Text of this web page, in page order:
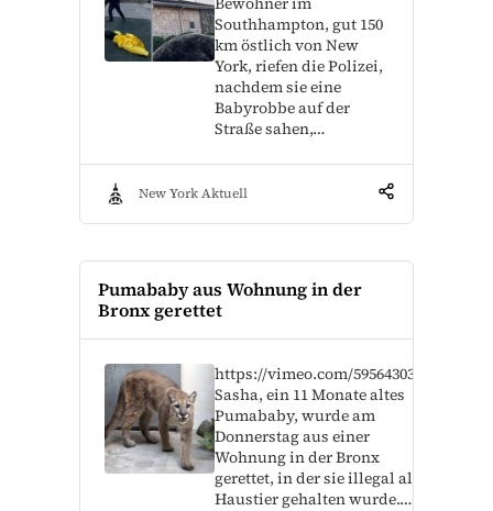
Southhampton, gut 150
km östlich von New
York, riefen die Polizei,
nachdem sie eine
Babyrobbe auf der
Straße sahen,…
New York Aktuell
Pumababy aus Wohnung in der
Bronx gerettet
https://vimeo.com/595643030
Sasha, ein 11 Monate altes
Pumababy, wurde am
Donnerstag aus einer
Wohnung in der Bronx
gerettet, in der sie illegal als
Haustier gehalten wurde.…